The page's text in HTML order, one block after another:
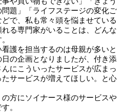
題」「ライフステージの変化ご
で、私も常々頭を悩ませている
る専門家がいることは、どんな
護を担当するのは母親が多いと
の企画となりましたが、付き添
にこういったサービスが広まっ
サービスが増えてほしい。と心
方にソイナース様のサービスや
。